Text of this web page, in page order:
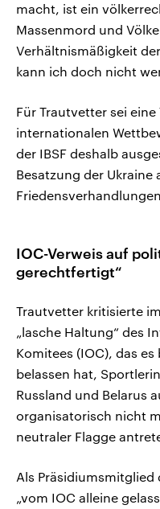
macht, ist ein
Massenmord und
Verhältnismäßigkeit
kann ich doch nicht
Für Trautvetter sei
internationalen
der IBSF deshalb
Besatzung der Ukraine
IOC-Verweis auf
gerechtfertigt“
Trautvetter kritisierte
„lasche Haltung“ des
Komitees (IOC), das
belassen hat,
Russland und Belarus
organisatorisch nicht
neutraler Flagge
Als Präsidiumsmitglied
„vom IOC alleine